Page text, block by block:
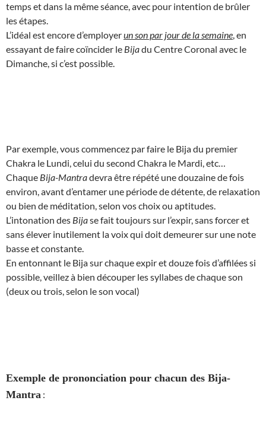
temps et dans la même séance, avec pour intention de brûler
les étapes.
L’idéal est encore d’employerun son par jour de la semaine , en
essayant de faire coïncider le Bijadu Centre Coronal avec le
Dimanche, si c’est possible.
Par exemple, vous commencez par faire le Bija du premier
Chakra le Lundi, celui du second Chakra le Mardi, etc…
Chaque Bija-Mantradevra être répété une douzaine de fois
environ, avant d’entamer une période de détente, de relaxation
ou bien de méditation, selon vos choix ou aptitudes.
L’intonation des Bijase fait toujours sur l’expir, sans forcer et
sans élever inutilement la voix qui doit demeurer sur une note
basse et constante.
En entonnant le Bija sur chaque expir et douze fois d’affilées si
possible, veillez à bien découper les syllabes de chaque son
(deux ou trois, selon le son vocal)
Exemple de prononciation pour chacun des Bija-
Mantra :